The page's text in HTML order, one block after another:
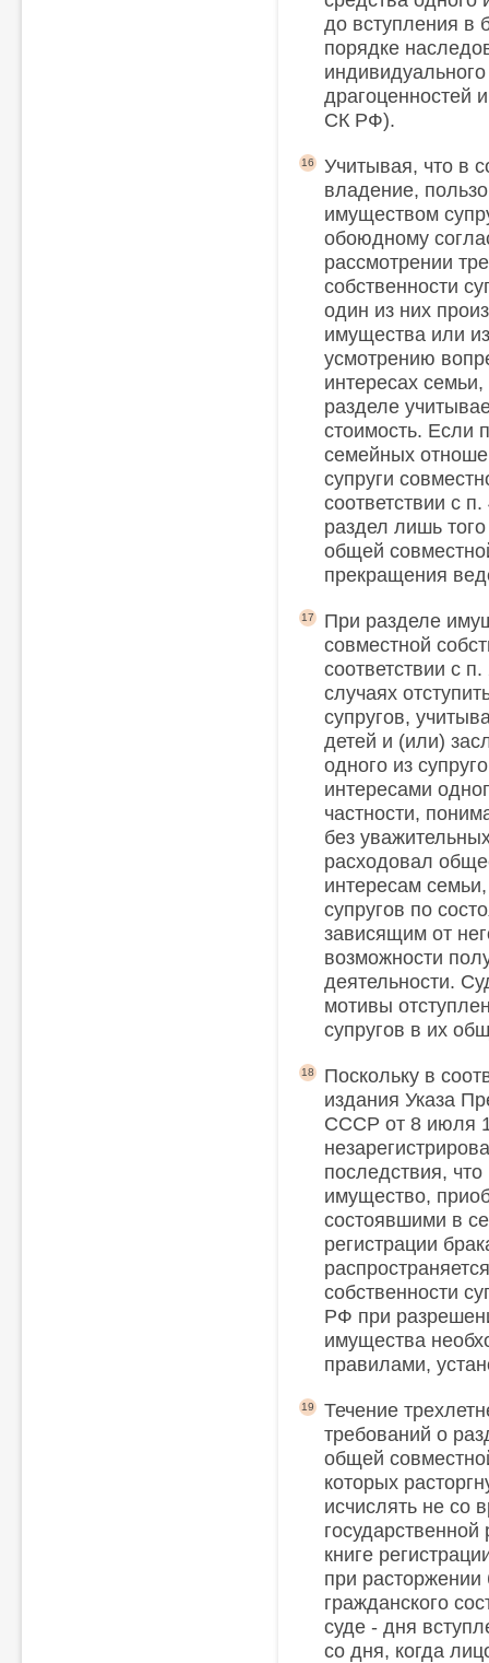
до вступления в
порядке
драгоценностей
СК РФ).
Учитывая, что в
владение,
имуществом
обоюдному
рассмотрении
собственности
один из них
имущества или
усмотрению
интересах
разделе
стоимость. Если
семейных
супруги
соответствии с
раздел лишь
общей
прекращения
16
При разделе
совместной
соответствии с
случаях
супругов,
детей и (или)
одного из
интересами
частности,
без
расходовал
интересам
супругов по
зависящим от
возможности
деятельности.
мотивы
супругов в их
17
Поскольку в
издания Указа
СССР от 8 июля
последствия,
имущество,
состоявшими в
регистрации
собственности
РФ при
имущества
правилами,
18
Течение
требований о
общей
которых
исчислять не со
книге
при расторжении
гражданского
суде - дня
со дня, когда
19